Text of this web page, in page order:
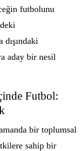
futbolunu
dışındaki
aday bir nesil
Futbol:
bir toplumsal
sahip bir